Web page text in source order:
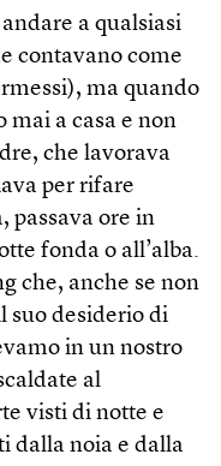
a qualsiasi
contavano come
ma quando
mai a casa e non
che lavorava
per rifare
passava ore in
fonda o all’alba.
che, anche se non
suo desiderio di
in un nostro
al
visti di notte e
dalla noia e dalla